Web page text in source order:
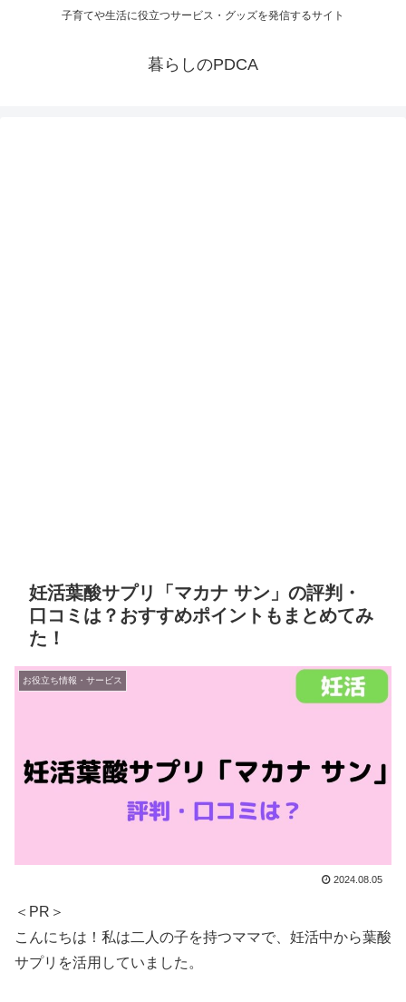
子育てや生活に役立つサービス・グッズを発信するサイト
暮らしのPDCA
妊活葉酸サプリ「マカナ サン」の評判・
口コミは？おすすめポイントもまとめてみ
た！
お役立ち情報・サービス
2024.08.05
＜PR＞
こんにちは！私は二人の子を持つママで、妊活中から葉酸
サプリを活用していました。